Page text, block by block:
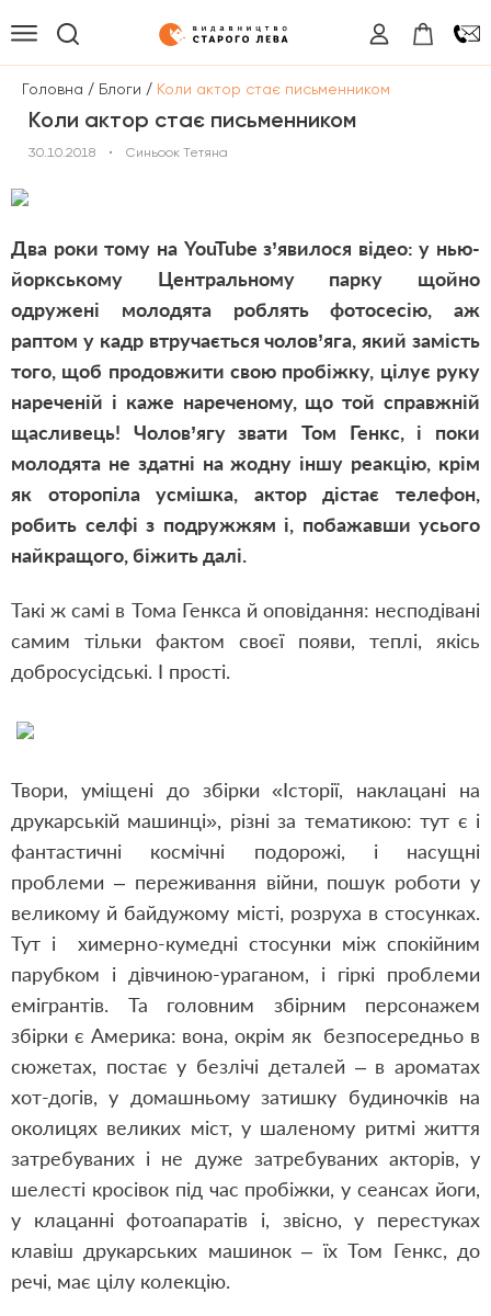
Головна / Блоги / Коли актор стає письменником
Коли актор стає письменником
30.10.2018 • Синьоок Тетяна
Два роки тому на YouTube з’явилося відео: у нью-
йоркському Центральному парку щойно
одружені молодята роблять фотосесію, аж
раптом у кадр втручається чолов’яга, який замість
того, щоб продовжити свою пробіжку, цілує руку
нареченій і каже нареченому, що той справжній
щасливець! Чолов’ягу звати Том Генкс, і поки
молодята не здатні на жодну іншу реакцію, крім
як оторопіла усмішка, актор дістає телефон,
робить селфі з подружжям і, побажавши усього
найкращого, біжить далі.
Такі ж самі в Тома Генкса й оповідання: несподівані
самим тільки фактом своєї появи, теплі, якісь
добросусідські. І прості.
Твори, уміщені до збірки«Історії, наклацані на
друкарській машинці», різні за тематикою: тут є і
фантастичні космічні подорожі, і насущні
проблеми – переживання війни, пошук роботи у
великому й байдужому місті, розруха в стосунках.
Тут і химерно-кумедні стосунки між спокійним
парубком і дівчиною-ураганом, і гіркі проблеми
емігрантів. Та головним збірним персонажем
збірки є Америка: вона, окрім як безпосередньо в
сюжетах, постає у безлічі деталей – в ароматах
хот-догів, у домашньому затишку будиночків на
околицях великих міст, у шаленому ритмі життя
затребуваних і не дуже затребуваних акторів, у
шелесті кросівок під час пробіжки, у сеансах йоги,
у клацанні фотоапаратів і, звісно, у перестуках
клавіш друкарських машинок – їх Том Генкс, до
речі, має цілу колекцію.